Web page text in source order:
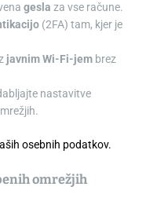
gesla za vse račune.
(2FA) tam, kjer je
javnim Wi-Fi-jem brez
nastavitve
osebnih podatkov.
omrežjih